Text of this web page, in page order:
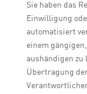
Sie haben das
Einwilligung
automatisiert
einem
aushändigen zu
Übertragung